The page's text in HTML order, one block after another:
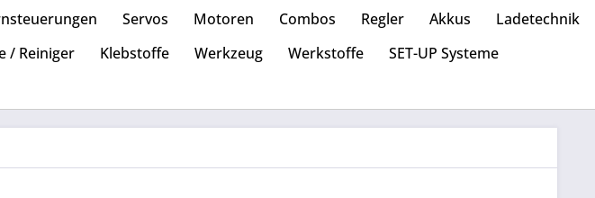
Servos Motoren Combos Regler Akkus
Ladetechnik
/ Reiniger Klebstoffe Werkzeug Werkstoffe
SET-UP Systeme